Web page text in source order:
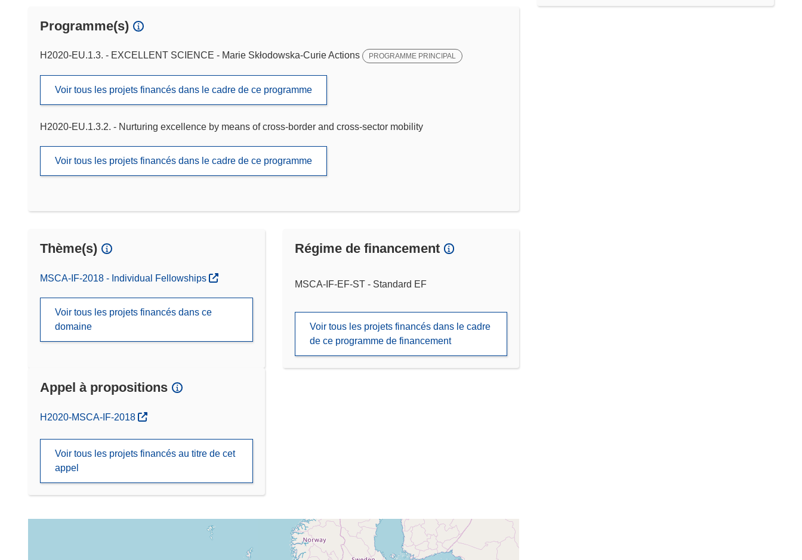
Programme(s)
H2020-EU.1.3. - EXCELLENT SCIENCE - Marie Skłodowska-Curie Actions PROGRAMME PRINCIPAL
Voir tous les projets financés dans le cadre de ce programme
H2020-EU.1.3.2. - Nurturing excellence by means of cross-border and cross-sector mobility
Voir tous les projets financés dans le cadre de ce programme
Thème(s)
MSCA-IF-2018 - Individual Fellowships
Voir tous les projets financés dans ce
domaine
Régime de financement
MSCA-IF-EF-ST - Standard EF
Voir tous les projets financés dans le cadre
de ce programme de financement
Appel à propositions
(s’ouvre dans une nouvelle fenêtre)
H2020-MSCA-IF-2018
Voir tous les projets financés au titre de cet
appel